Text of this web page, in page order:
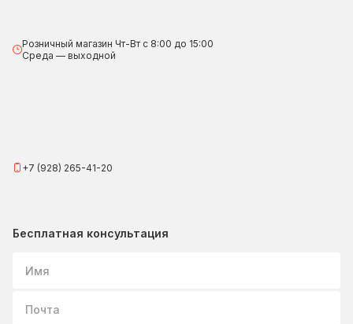
Розничный магазин Чт-Вт с 8:00 до 15:00
Среда — выходной
+7 (928) 265-41-20
Бесплатная консультация